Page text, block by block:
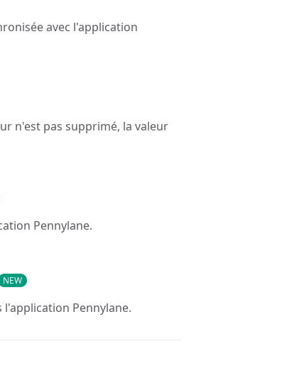
avec l'application
n'est pas supprimé, la valeur
Pennylane.
NEW
Pennylane.